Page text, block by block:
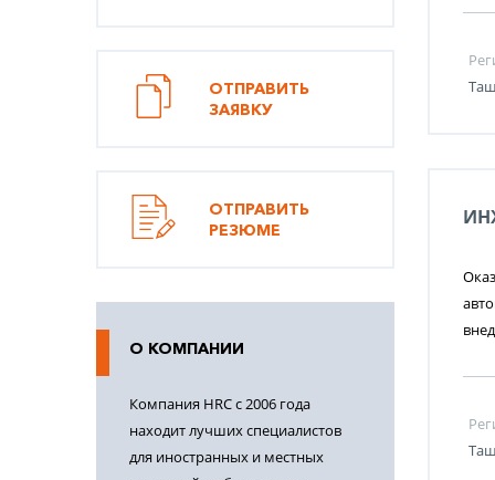
ОТПРАВИТЬ
ЗАЯВКУ
ОТПРАВИТЬ
РЕЗЮМЕ
О КОМПАНИИ
Компания HRC с 2006 года
находит лучших специалистов
для иностранных и местных